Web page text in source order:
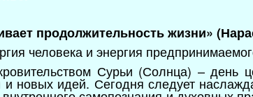
продолжительность жизни»
человека и энергия
Сурьи (Солнца) – день
и новых идей. Сегодня следует